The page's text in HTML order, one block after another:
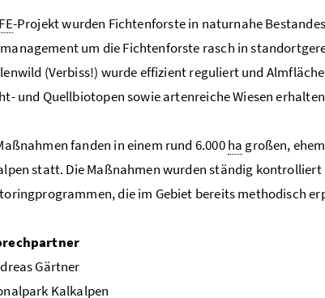
-Projekt wurden Fichtenforste in naturnahe
um die Fichtenforste rasch in
(Verbiss!) wurde effizient reguliert und
und Quellbiotopen sowie artenreiche Wiesen
fanden in einem rund 6.000ha großen,
statt. Die Maßnahmen wurden ständig
die im Gebiet bereits methodisch
Gärtner
Kalkalpen